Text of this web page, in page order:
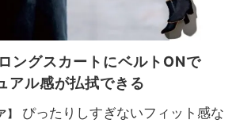
ロングスカートにベルトONで
アル感が払拭できる
】
ぴったりしすぎないフィット感な